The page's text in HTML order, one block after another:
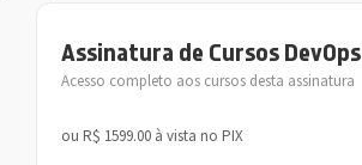
Assinatura de Cursos DevOps
Acesso completo aos cursos desta assinatura
ou R$ 1599.00 à vista no PIX